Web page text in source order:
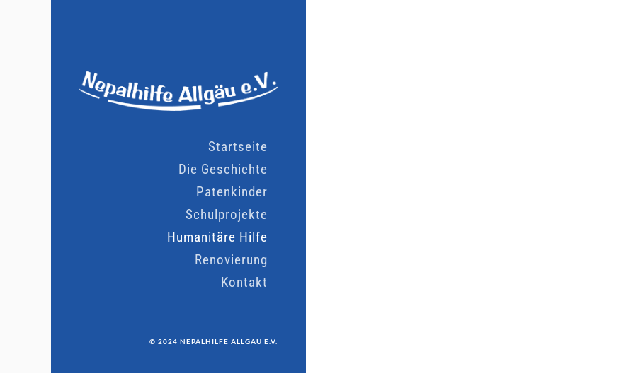
Startseite
Die Geschichte
Patenkinder
Schulprojekte
Humanitäre Hilfe
Renovierung
Kontakt
© 2024 NEPALHILFE ALLGÄU E.V.